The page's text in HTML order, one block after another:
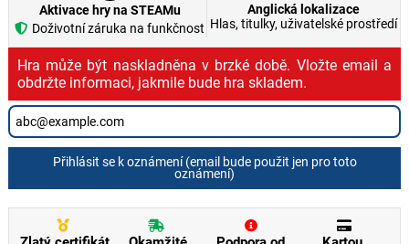
Aktivace hry na STEAMu
Doživotní záruka na funkčnost
Anglická lokalizace
Hlas, titulky, uživatelské prostředí
Hra může být naskladněna v brzké době. Vložte email a
obdržte informaci, jakmile bude hra skladem.
Přihlásit se k oznámení (email bude použit jen pro toto
oznámení)